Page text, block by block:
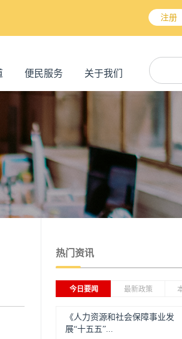
注册
便民服务 关于我们
热门资讯
今日要闻 最新政策
《人力资源和社会保障事业发
展“十五五”...